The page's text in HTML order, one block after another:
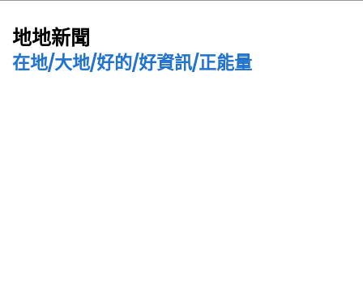
地地新聞
在地/大地/好的/好資訊/正能量